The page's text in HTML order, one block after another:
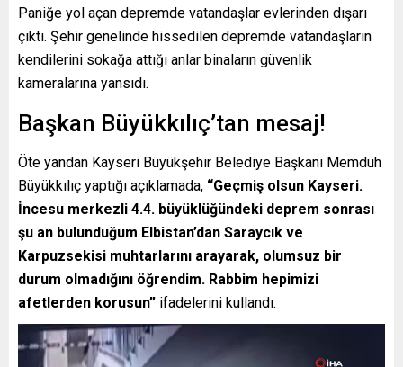
Paniğe yol açan depremde vatandaşlar evlerinden dışarı
çıktı. Şehir genelinde hissedilen depremde vatandaşların
kendilerini sokağa attığı anlar binaların güvenlik
kameralarına yansıdı.
Başkan Büyükkılıç’tan mesaj!
Öte yandan Kayseri Büyükşehir Belediye Başkanı Memduh
Büyükkılıç yaptığı açıklamada, “Geçmiş olsun Kayseri.
İncesu merkezli 4.4. büyüklüğündeki deprem sonrası
şu an bulunduğum Elbistan’dan Saraycık ve
Karpuzsekisi muhtarlarını arayarak, olumsuz bir
durum olmadığını öğrendim. Rabbim hepimizi
afetlerden korusun” ifadelerini kullandı.
Video
oynatıcı